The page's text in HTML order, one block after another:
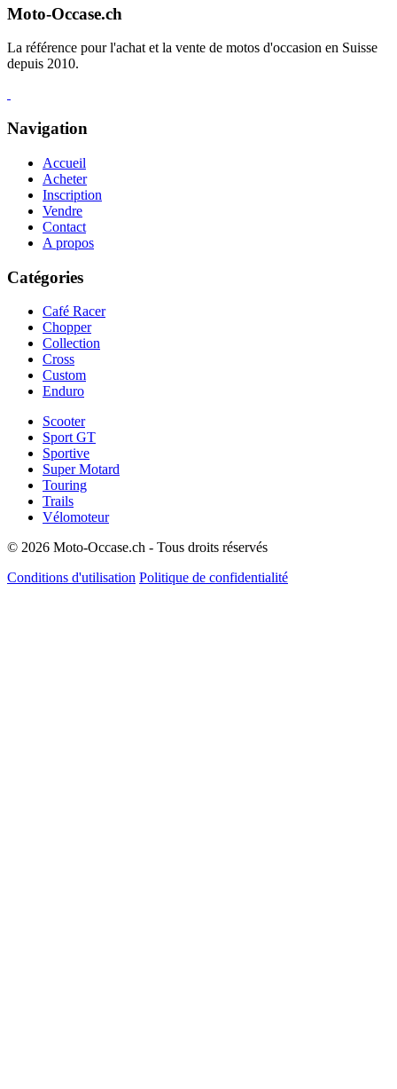
Moto-Occase.ch
La référence pour l'achat et la vente de motos d'occasion en Suisse
depuis 2010.
Navigation
Accueil
Acheter
Inscription
Vendre
Contact
A propos
Catégories
Café Racer
Chopper
Collection
Cross
Custom
Enduro
Scooter
Sport GT
Sportive
Super Motard
Touring
Trails
Vélomoteur
© 2026 Moto-Occase.ch - Tous droits réservés
Conditions d'utilisation Politique de confidentialité